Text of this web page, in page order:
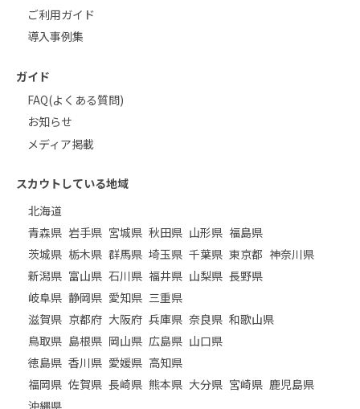
ご利用ガイド
導入事例集
ガイド
FAQ(よくある質問)
お知らせ
メディア掲載
スカウトしている地域
北海道
青森県 岩手県 宮城県 秋田県 山形県 福島県
茨城県 栃木県 群馬県 埼玉県 千葉県 東京都 神奈川県
新潟県 富山県 石川県 福井県 山梨県 長野県
岐阜県 静岡県 愛知県 三重県
滋賀県 京都府 大阪府 兵庫県 奈良県 和歌山県
鳥取県 島根県 岡山県 広島県 山口県
徳島県 香川県 愛媛県 高知県
福岡県 佐賀県 長崎県 熊本県 大分県 宮崎県 鹿児島県
沖縄県